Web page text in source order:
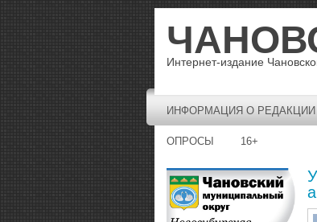
Интернет-издание
ИНФОРМАЦИЯ О РЕДАКЦИИ
ОПРОСЫ 16+